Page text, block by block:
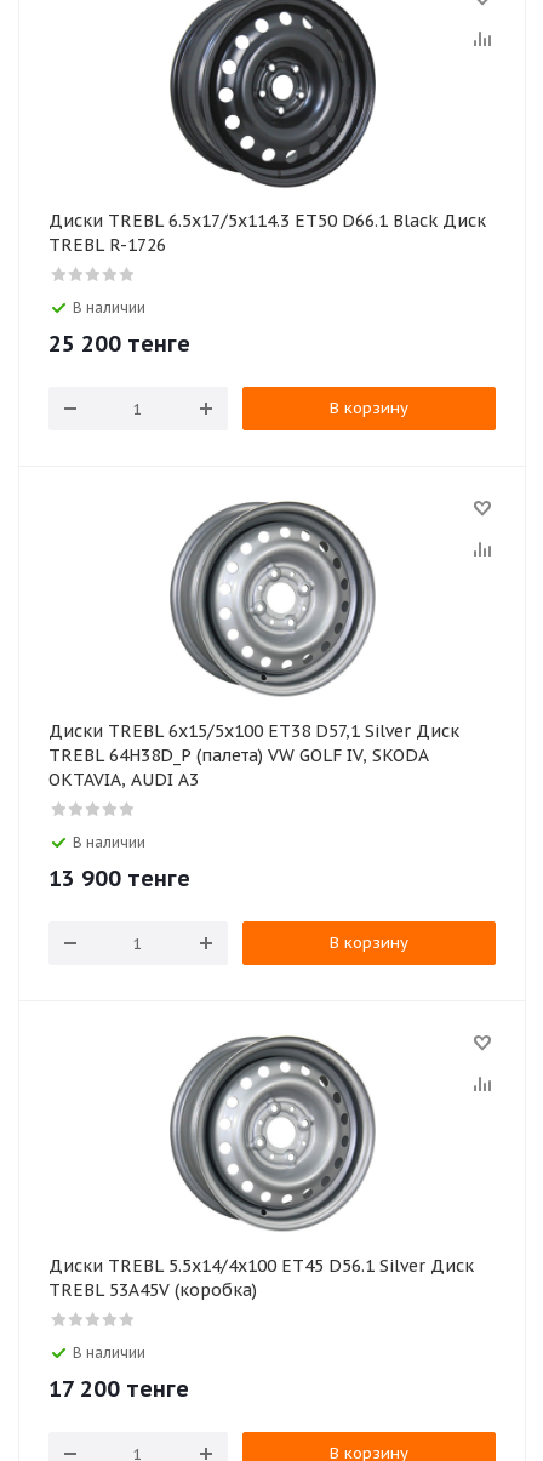
Диски TREBL 6.5x17/5x114.3 ET50 D66.1 Black Диск
TREBL R-1726
В наличии
25 200 тенге
В корзину
Диски TREBL 6х15/5х100 ЕТ38 D57,1 Silver Диск
TREBL 64H38D_P (палета) VW GOLF IV, SKODA
OKTAVIA, AUDI A3
В наличии
13 900 тенге
В корзину
Диски TREBL 5.5x14/4x100 ET45 D56.1 Silver Диск
TREBL 53A45V (коробка)
В наличии
17 200 тенге
В корзину